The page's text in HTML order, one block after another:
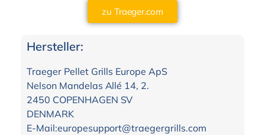
zu Traeger.com
Hersteller:
Traeger Pellet Grills Europe ApS
Nelson Mandelas Allé 14, 2.
2450 COPENHAGEN SV
DENMARK
E-Mail:europesupport@traegergrills.com